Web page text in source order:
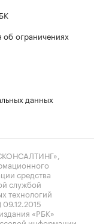
ограничениях
данных
средства
службой
технологий
«РБК»